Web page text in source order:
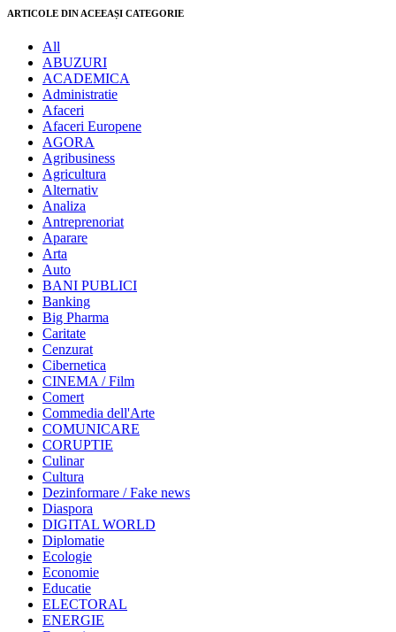
ARTICOLE DIN ACEEAȘI CATEGORIE
All
ABUZURI
ACADEMICA
Administratie
Afaceri
Afaceri Europene
AGORA
Agribusiness
Agricultura
Alternativ
Analiza
Antreprenoriat
Aparare
Arta
Auto
BANI PUBLICI
Banking
Big Pharma
Caritate
Cenzurat
Cibernetica
CINEMA / Film
Comert
Commedia dell'Arte
COMUNICARE
CORUPTIE
Culinar
Cultura
Dezinformare / Fake news
Diaspora
DIGITAL WORLD
Diplomatie
Ecologie
Economie
Educatie
ELECTORAL
ENERGIE